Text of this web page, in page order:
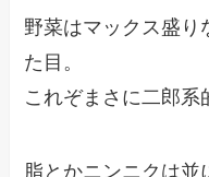
野菜はマックス盛り
た目。
これぞまさに二郎系
脂とかニンニクは並